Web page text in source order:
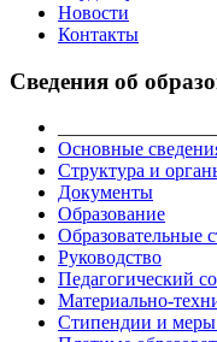
Новости
Контакты
Сведения об
Основные
Структура и
Документы
Образование
Образовательные
Руководство
Педагогический
Материально-
Стипендии и